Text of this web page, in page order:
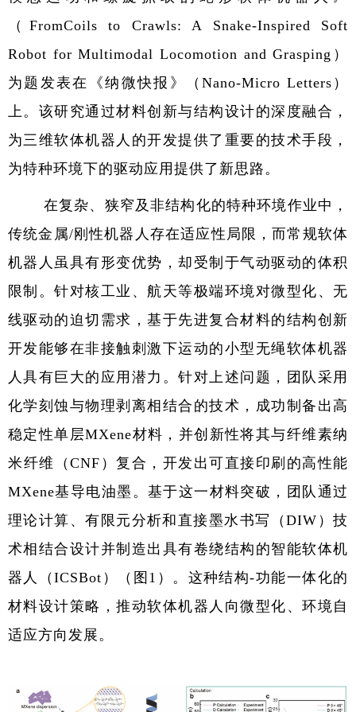
（ FromCoils to Crawls: A Snake-Inspired Soft
Robot for Multimodal Locomotion and Grasping ）
为题发表在《纳微快报》（Nano-Micro Letters ）
上。该研究通过材料创新与结构设计的深度融合，
为三维软体机器人的开发提供了重要的技术手段，
为特种环境下的驱动应用提供了新思路。
在复杂、狭窄及非结构化的特种环境作业中，
传统金属/刚性机器人存在适应性局限，而常规软体
机器人虽具有形变优势，却受制于气动驱动的体积
限制。针对核工业、航天等极端环境对微型化、无
线驱动的迫切需求，基于先进复合材料的结构创新
开发能够在非接触刺激下运动的小型无绳软体机器
人具有巨大的应用潜力。针对上述问题，团队采用
化学刻蚀与物理剥离相结合的技术，成功制备出高
稳定性单层MXene材料，并创新性将其与纤维素纳
米纤维（ CNF ）复合，开发出可直接印刷的高性能
MXene基导电油墨。基于这一材料突破，团队通过
理论计算、有限元分析和直接墨水书写（DIW ）技
术相结合设计并制造出具有卷绕结构的智能软体机
器人（ICSBot ）（图 1 ）。这种结构-功能一体化的
材料设计策略，推动软体机器人向微型化、环境自
适应方向发展。